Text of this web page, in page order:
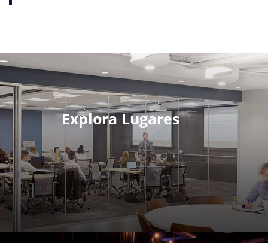
Explora Lugares